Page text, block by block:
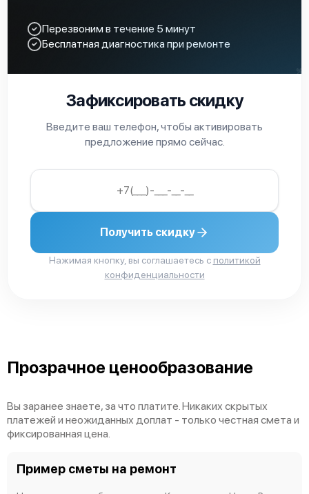
Перезвоним в течение 5 минут
Бесплатная диагностика при ремонте
Зафиксировать скидку
Введите ваш телефон, чтобы активировать
предложение прямо сейчас.
Получить скидку
Нажимая кнопку, вы соглашаетесь с политикой
конфиденциальности
Прозрачное ценообразование
Вы заранее знаете, за что платите. Никаких скрытых
платежей и неожиданных доплат - только честная смета и
фиксированная цена.
Пример сметы на ремонт